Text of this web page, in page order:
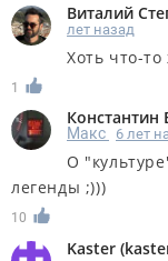
Виталий
лет назад
Хоть что-
1
Константин
Макс
6 лет
О
легенды ;)))
10
Kaster (